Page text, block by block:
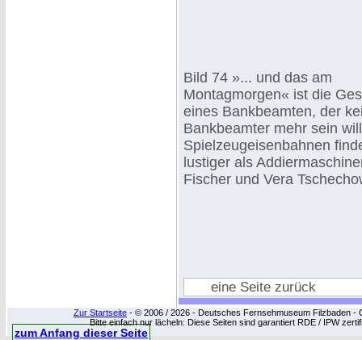
Bild 74 »... und das am
Montagmorgen« ist die
eines Bankbeamten, der
Bankbeamter mehr sein
Spielzeugeisenbahnen
lustiger als
Fischer und Vera
eine Seite zurück
Zur Startseite - © 2006 / 2026 - Deutsches Fernsehmuseum Filzbaden -
Bitte einfach nur lächeln: Diese Seiten sind garantiert RDE / IPW
zum Anfang dieser Seite